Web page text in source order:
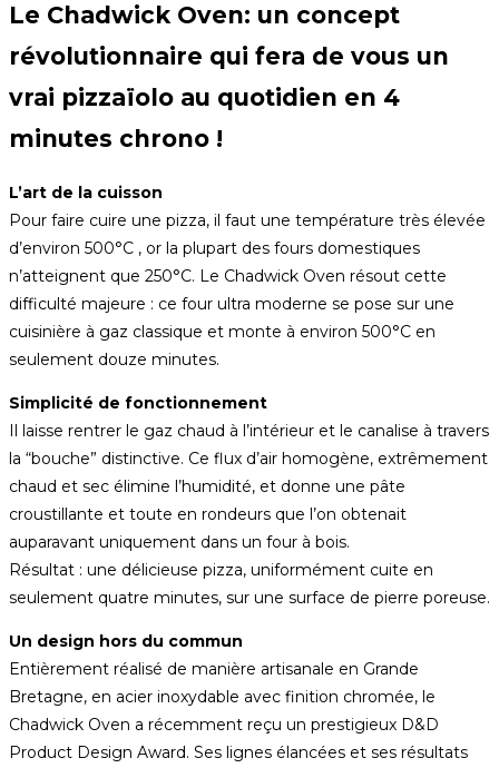
Le Chadwick Oven: un concept
révolutionnaire qui fera de vous un
vrai pizzaïolo au quotidien en 4
minutes chrono !
L’art de la cuisson
Pour faire cuire une pizza, il faut une température très élevée
d’environ 500°C , or la plupart des fours domestiques
n’atteignent que 250°C. Le Chadwick Oven résout cette
difficulté majeure : ce four ultra moderne se pose sur une
cuisinière à gaz classique et monte à environ 500°C en
seulement douze minutes.
Simplicité de fonctionnement
Il laisse rentrer le gaz chaud à l’intérieur et le canalise à travers
la “bouche” distinctive. Ce flux d’air homogène, extrêmement
chaud et sec élimine l’humidité, et donne une pâte
croustillante et toute en rondeurs que l’on obtenait
auparavant uniquement dans un four à bois.
Résultat : une délicieuse pizza, uniformément cuite en
seulement quatre minutes, sur une surface de pierre poreuse.
Un design hors du commun
Entièrement réalisé de manière artisanale en Grande
Bretagne, en acier inoxydable avec finition chromée, le
Chadwick Oven a récemment reçu un prestigieux D&D
Product Design Award. Ses lignes élancées et ses résultats